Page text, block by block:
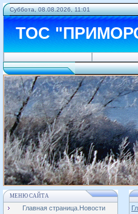
Суббота, 08.08.2026, 11:01
ТОС
МЕНЮ САЙТА
Главная страница.Новости